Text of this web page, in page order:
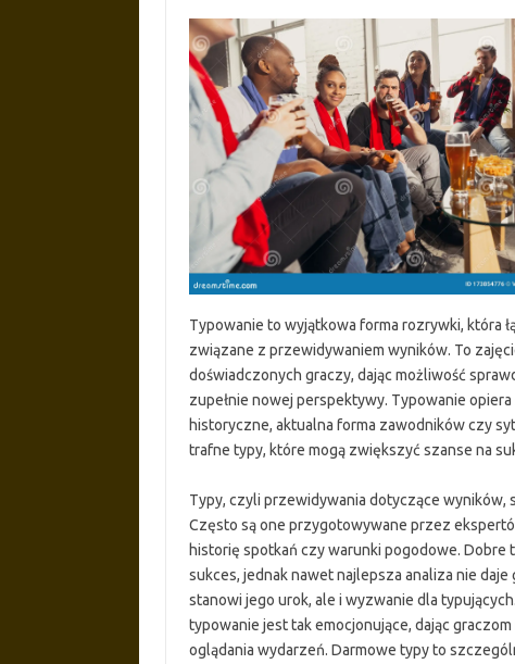
Typowanie to wyjątkowa forma rozrywki, która
związane z przewidywaniem wyników. To
doświadczonych graczy, dając możliwość
zupełnie nowej perspektywy. Typowanie
historyczne, aktualna forma zawodników czy
trafne typy, które mogą zwiększyć szanse na
Typy, czyli przewidywania dotyczące wyników,
Często są one przygotowywane przez
historię spotkań czy warunki pogodowe.
sukces, jednak nawet najlepsza analiza nie
stanowi jego urok, ale i wyzwanie dla
typowanie jest tak emocjonujące, dając
oglądania wydarzeń. Darmowe typy to